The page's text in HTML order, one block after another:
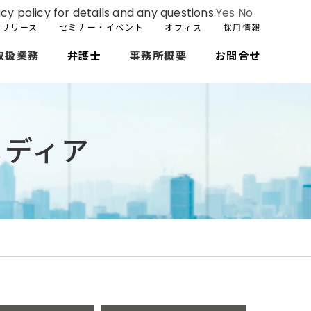
リース セミナー・イベント オフィス 採用情報
扱業務 弁護士 事務所概要 お問合せ
ィア
policy for details and any questions.Yes No